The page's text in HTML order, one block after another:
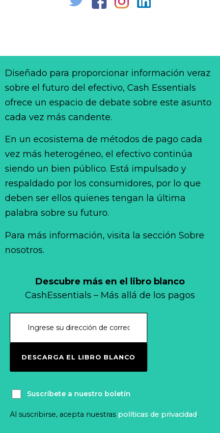
Descubre más en el libro blanco
CashEssentials – Más allá de los pagos
DESCARGA EL LIBRO BLANCO
Suscríbete a nuestro boletín
Al suscribirse, acepta nuestras políticas de privacidad.
Diseñado para proporcionar información veraz
sobre el futuro del efectivo, Cash Essentials
ofrece un espacio de debate sobre este asunto
cada vez más candente.
En un ecosistema de métodos de pago cada
vez más heterogéneo, el efectivo continúa
siendo un bien público. Está impulsado y
respaldado por los consumidores, por lo que
deben ser ellos quienes tengan la última
palabra sobre su futuro.
Para más información, visita la sección Sobre
nosotros.